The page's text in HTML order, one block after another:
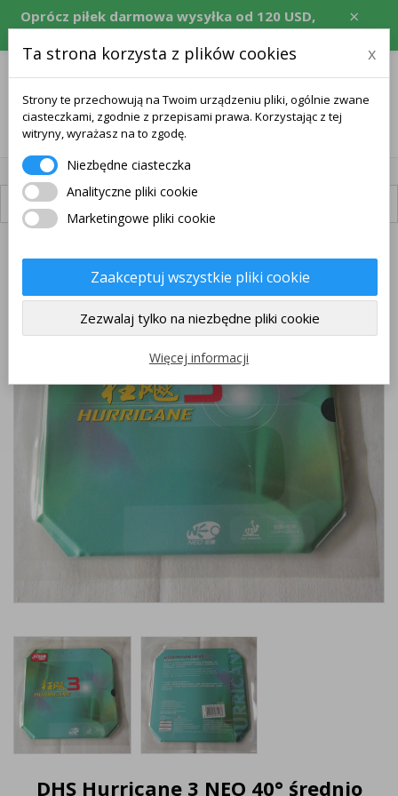
×
Oprócz piłek darmowa wysyłka od 120 USD,
równowartość w CZK, EUR, PLN, RON.
Dostępna dostawa
DHS Hurricane 3 NEO 40° średnio
Ta strona korzysta z plików cookies x
Strony te przechowują na Twoim urządzeniu pliki, ogólnie zwane
ciasteczkami, zgodnie z przepisami prawa. Korzystając z tej
witryny, wyrażasz na to zgodę.
Niezbędne ciasteczka
Analityczne pliki cookie
Marketingowe pliki cookie
Zaakceptuj wszystkie pliki cookie
Zezwalaj tylko na niezbędne pliki cookie
Więcej informacji